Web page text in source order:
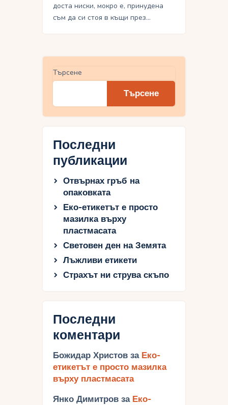
доста ниски, мокро е, принудена
съм да си стоя в къщи през…
Търсене
Търсене
Последни
публикации
Отвърнах гръб на
опаковката
Еко-етикетът е просто
мазилка върху
пластмасата
Световен ден на Земята
Лъжливи етикети
Страхът ни струва скъпо
Последни
коментари
Божидар Христов за Еко-
етикетът е просто мазилка
върху пластмасата
Янко Димитров за Еко-